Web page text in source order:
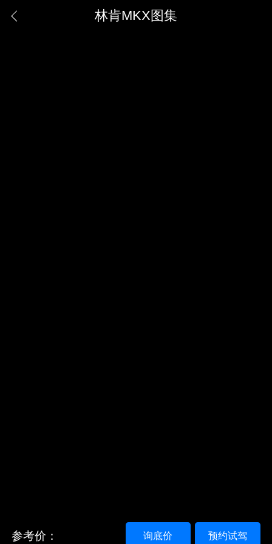
林肯MKX图集
参考价： 预约试驾
询底价